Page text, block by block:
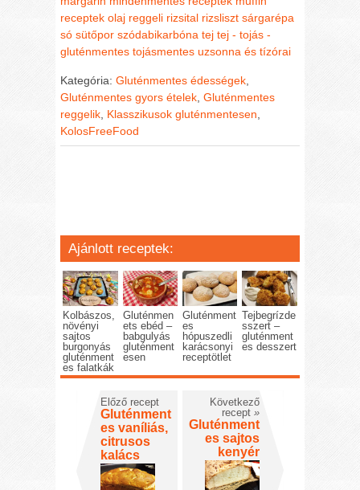
receptek olaj reggeli rizsital rizsliszt sárgarépa
só sütőpor szódabikarbóna tej tej - tojás -
gluténmentes tojásmentes uzsonna és tízórai
Kategória:Gluténmentes édességek
Gluténmentes gyors ételek ,Gluténmentes
reggelik Klasszikusok gluténmentesen
KolosFreeFood
Ajánlott receptek:
Kolbászos,
növényi
sajtos
burgonyás
gluténment
es falatkák
Gluténmen
ets ebéd –
babgulyás
gluténment
esen
Gluténment
es
hópuszedli
karácsonyi
receptötlet
Tejbegrízde
sszert –
gluténment
es desszert
Előző recept
Gluténment
es vaníliás,
citrusos
kalács
Következő
recept »
Gluténment
es sajtos
kenyér